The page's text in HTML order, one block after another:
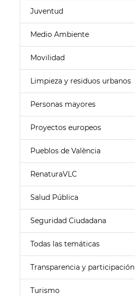
Juventud
Medio Ambiente
Movilidad
Limpieza y residuos urbanos
Personas mayores
Proyectos europeos
Pueblos de València
RenaturaVLC
Salud Pública
Seguridad Ciudadana
Todas las temáticas
Transparencia y participación
Turismo